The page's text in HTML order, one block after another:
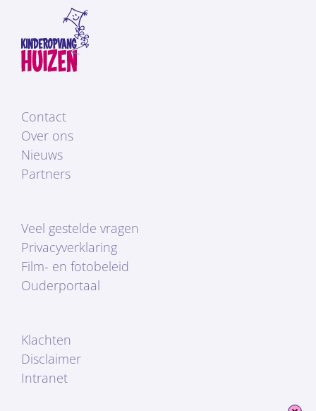
Contact
Over ons
Nieuws
Partners
Veel gestelde vragen
Privacyverklaring
Film- en fotobeleid
Ouderportaal
Klachten
Disclaimer
Intranet